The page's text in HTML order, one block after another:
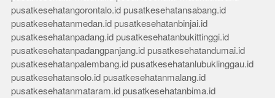
pusatkesehatangorontalo.id pusatkesehatansabang.id
pusatkesehatanmedan.id pusatkesehatanbinjai.id
pusatkesehatanpadang.id pusatkesehatanbukittinggi.id
pusatkesehatanpadangpanjang.id pusatkesehatandumai.id
pusatkesehatanpalembang.id pusatkesehatanlubuklinggau.id
pusatkesehatansolo.id pusatkesehatanmalang.id
pusatkesehatanmataram.id pusatkesehatanbima.id